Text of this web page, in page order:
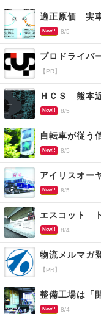
New!! 8/5
プロドライバ
【PR】
ＨＣＳ 熊本
New!! 8/5
New!! 8/5
アイリスオー
New!! 8/5
エスコット
New!! 8/4
物流メルマガ
【PR】
整備工場は「
New!! 8/4